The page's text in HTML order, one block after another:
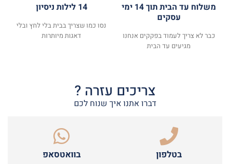
משלוח עד הבית תוך 14 ימי
עסקים
כבר לא צריך לעמוד בפקקים אנחנו
מגיעים עד הבית
14 לילות ניסיון
נסו כמו שצריך בבית בלי לחץ ובלי
דאגות מיותרות
צריכים עזרה ?
דברו אתנו איך שנוח לכם
בטלפון בוואטסאפ